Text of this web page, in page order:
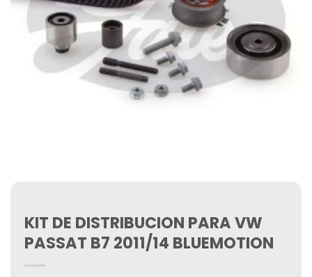
KIT DE DISTRIBUCION PARA VW
PASSAT B7 2011/14 BLUEMOTION